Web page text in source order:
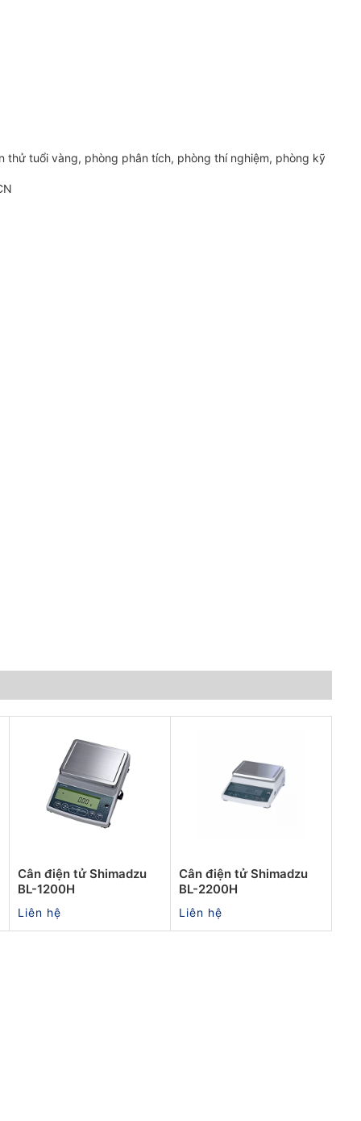
tuổi vàng, phòng phân tích, phòng thí nghiệm, phòng kỹ
Cân điện tử Shimadzu
BL-1200H
Liên hệ
Cân điện tử Shimadzu
BL-2200H
Liên hệ